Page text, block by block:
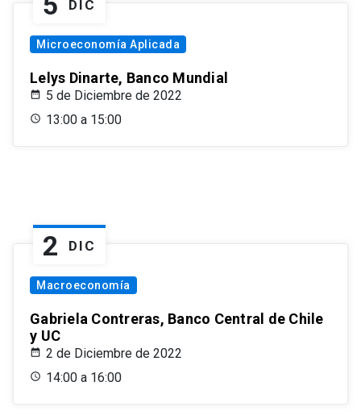
DIC
Microeconomía Aplicada
Lelys Dinarte, Banco Mundial
5 de Diciembre de 2022
13:00 a 15:00
2 DIC
Macroeconomía
Gabriela Contreras, Banco Central de Chile
y UC
2 de Diciembre de 2022
14:00 a 16:00